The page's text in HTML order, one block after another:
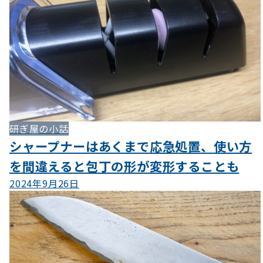
研ぎ屋の小話
シャープナーはあくまで応急処置、使い方
を間違えると包丁の形が変形することも
2024年9月26日